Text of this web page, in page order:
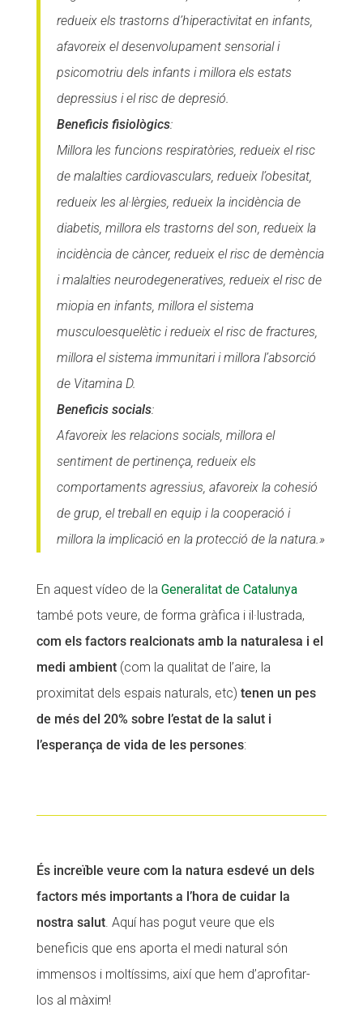
redueix els trastorns d’hiperactivitat en infants,
afavoreix el desenvolupament sensorial i
psicomotriu dels infants i millora els estats
depressius i el risc de depresió.
Beneficis fisiològics:
Millora les funcions respiratòries, redueix el risc
de malalties cardiovasculars, redueix l’obesitat,
redueix les al·lèrgies, redueix la incidència de
diabetis, millora els trastorns del son, redueix la
incidència de càncer, redueix el risc de demència
i malalties neurodegeneratives, redueix el risc de
miopia en infants, millora el sistema
musculoesquelètic i redueix el risc de fractures,
millora el sistema immunitari i millora l’absorció
de Vitamina D.
Beneficis socials:
Afavoreix les relacions socials, millora el
sentiment de pertinença, redueix els
comportaments agressius, afavoreix la cohesió
de grup, el treball en equip i la cooperació i
millora la implicació en la protecció de la natura.»
En aquest vídeo de la Generalitat de Catalunya
també pots veure, de forma gràfica i il·lustrada,
com els factors realcionats amb la naturalesa i el
medi ambient(com la qualitat de l’aire, la
proximitat dels espais naturals, etc) tenen un pes
de més del 20% sobre l’estat de la salut i
l’esperança de vida de les persones:
És increïble veure com la natura esdevé un dels
factors més importants a l’hora de cuidar la
nostra salut. Aquí has pogut veure que els
beneficis que ens aporta el medi natural són
immensos i moltíssims, així que hem d’aprofitar-
los al màxim!